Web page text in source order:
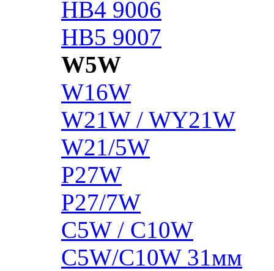
HB4 9006
HB5 9007
W5W
W16W
W21W / WY21W
W21/5W
P27W
P27/7W
C5W / C10W
C5W/C10W 31мм